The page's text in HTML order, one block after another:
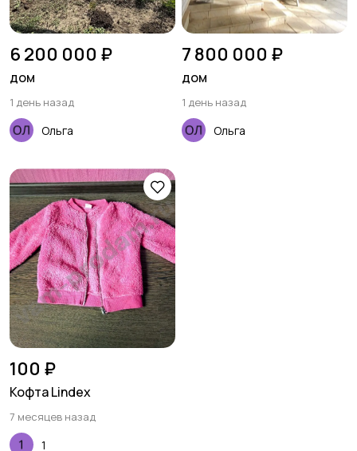
6 200 000 ₽
дом
1 день назад
Ольга
7 800 000 ₽
дом
1 день назад
Ольга
100 ₽
Кофта Lindex
7 месяцев назад
1